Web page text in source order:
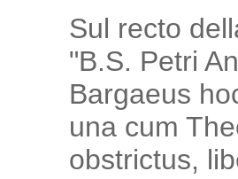
Sul recto
"B.S. Petri
Bargaeus
una cum
obstrictus,